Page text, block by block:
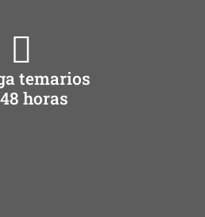
temarios
horas